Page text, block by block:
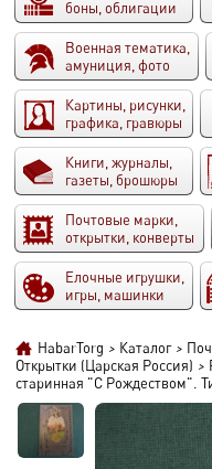
боны, облигации
Военная тематика,
амуниция, фото
Картины, рисунки,
графика, гравюры
Книги, журналы,
газеты, брошюры
Почтовые марки,
открытки, конверты
Елочные игрушки,
игры, машинки
HabarTorg > Каталог >
Открытки (Царская Россия) >
старинная "C Рождеством".